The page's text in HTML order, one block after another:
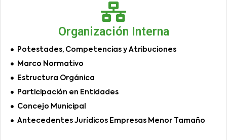
Organización Interna
Potestades, Competencias y Atribuciones
Marco Normativo
Estructura Orgánica
Participación en Entidades
Concejo Municipal
Antecedentes Jurídicos Empresas Menor Tamaño